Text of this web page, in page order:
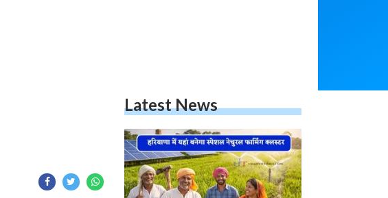
Latest News